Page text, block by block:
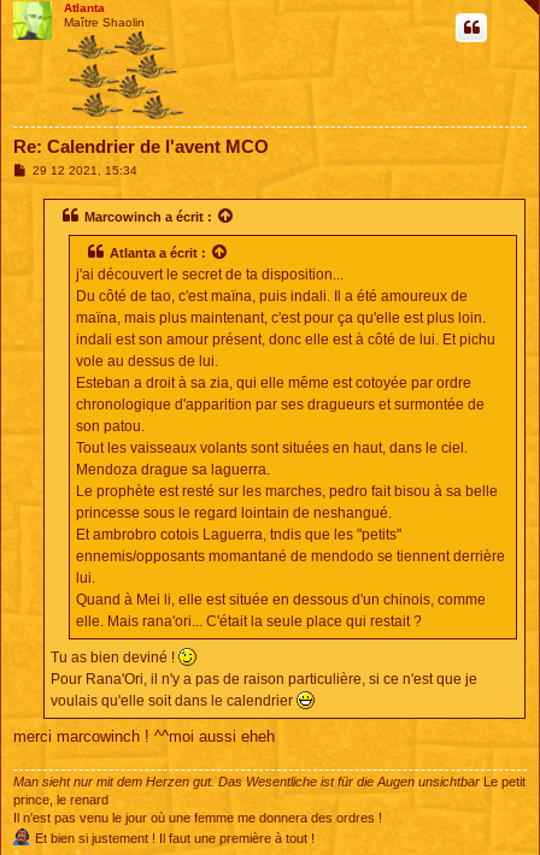
Atlanta
Maître Shaolin
Re: Calendrier de l'avent MCO
M29 12 2021, 15:34
Marcowinch a écrit :
Atlanta a écrit :
j'ai découvert le secret de ta disposition...
Du côté de tao, c'est maïna, puis indali. Il a été amoureux de
maïna, mais plus maintenant, c'est pour ça qu'elle est plus loin.
indali est son amour présent, donc elle est à côté de lui. Et pichu
vole au dessus de lui.
Esteban a droit à sa zia, qui elle même est cotoyée par ordre
chronologique d'apparition par ses dragueurs et surmontée de
son patou.
Tout les vaisseaux volants sont situées en haut, dans le ciel.
Mendoza drague sa laguerra.
Le prophète est resté sur les marches, pedro fait bisou à sa belle
princesse sous le regard lointain de neshangué.
Et ambrobro cotois Laguerra, tndis que les "petits"
ennemis/opposants momantané de mendodo se tiennent derrière
lui.
Quand à Mei li, elle est située en dessous d'un chinois, comme
elle. Mais rana'ori... C'était la seule place qui restait ?
Tu as bien deviné !
Pour Rana'Ori, il n'y a pas de raison particulière, si ce n'est que je
voulais qu'elle soit dans le calendrier
merci marcowinch ! ^^moi aussi eheh
Man sieht nur mit dem Herzen gut. Das Wesentliche ist für die Augen unsichtbar Le petit
prince, le renard
Il n'est pas venu le jour où une femme me donnera des ordres !
Et bien si justement ! Il faut une première à tout !